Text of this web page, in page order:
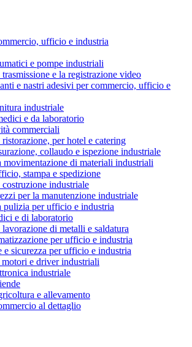
ufficio e industria
e pompe industriali
e la registrazione video
e nastri adesivi per commercio, ufficio e
industriale
e da laboratorio
commerciali
per hotel e catering
collaudo e ispezione industriale
movimentazione di materiali industriali
stampa e spedizione
industriale
per la manutenzione industriale
pulizia per ufficio e industria
e di laboratorio
di metalli e saldatura
per ufficio e industria
e sicurezza per ufficio e industria
e driver industriali
industriale
e allevamento
al dettaglio